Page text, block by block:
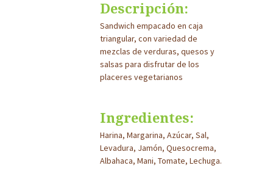
Descripción:
Sandwich empacado en caja
triangular, con variedad de
mezclas de verduras, quesos y
salsas para disfrutar de los
placeres vegetarianos
Ingredientes:
Harina, Margarina, Azúcar, Sal,
Levadura, Jamón, Quesocrema,
Albahaca, Mani, Tomate, Lechuga.